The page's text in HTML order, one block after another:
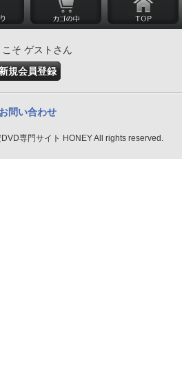
こそ ゲストさん
規会員登録
お問い合わせ
専門サイト HONEY All rights reserved.